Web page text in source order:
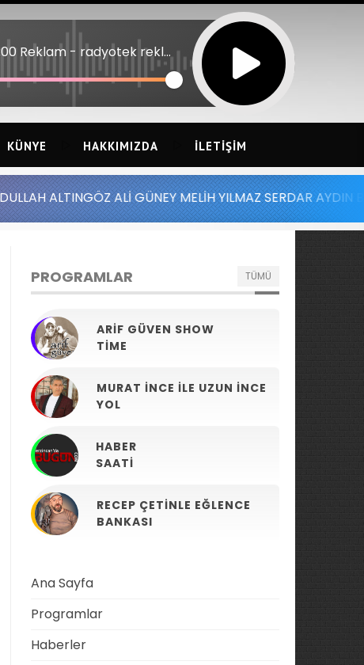
15:00 Reklam - radyotek reklam rezervasyon
KÜNYE HAKKIMIZDA İLETIŞIM
ALİ GÜNEY MELİH YILMAZ SERDAR AYDIN BATUHAN
PROGRAMLAR TÜMÜ
ARIF GÜVEN SHOW
TIME
MURAT İNCE ILE UZUN İNCE
YOL
HABER
SAATI
RECEP ÇETINLE EĞLENCE
BANKASI
Ana Sayfa
Programlar
Haberler